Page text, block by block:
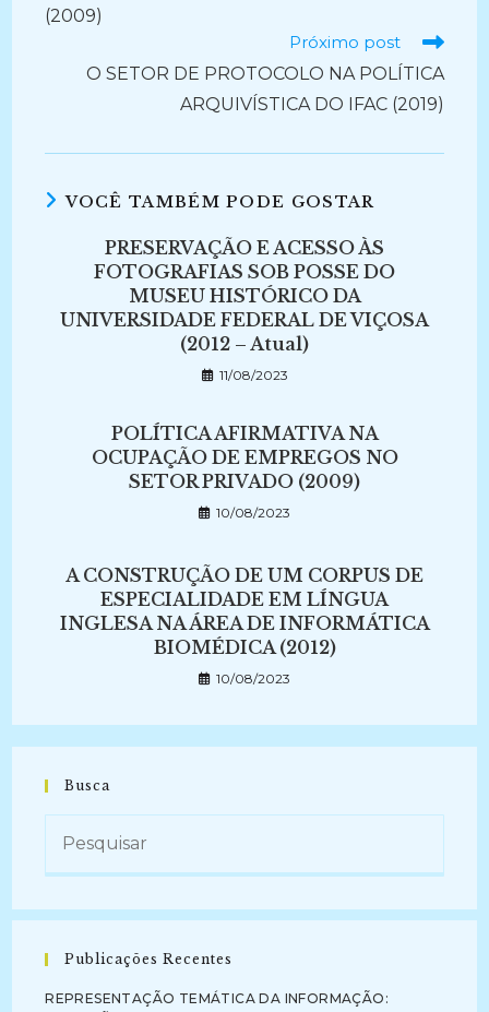
(2009)
Próximo post
O SETOR DE PROTOCOLO NA POLÍTICA
ARQUIVÍSTICA DO IFAC (2019)
VOCÊ TAMBÉM PODE GOSTAR
PRESERVAÇÃO E ACESSO ÀS
FOTOGRAFIAS SOB POSSE DO
MUSEU HISTÓRICO DA
UNIVERSIDADE FEDERAL DE VIÇOSA
(2012 – Atual)
11/08/2023
POLÍTICA AFIRMATIVA NA
OCUPAÇÃO DE EMPREGOS NO
SETOR PRIVADO (2009)
10/08/2023
A CONSTRUÇÃO DE UM CORPUS DE
ESPECIALIDADE EM LÍNGUA
INGLESA NA ÁREA DE INFORMÁTICA
BIOMÉDICA (2012)
10/08/2023
Busca
Publicações Recentes
REPRESENTAÇÃO TEMÁTICA DA INFORMAÇÃO: